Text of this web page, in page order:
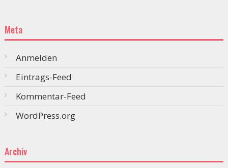
Meta
Anmelden
Eintrags-Feed
Kommentar-Feed
WordPress.org
Archiv